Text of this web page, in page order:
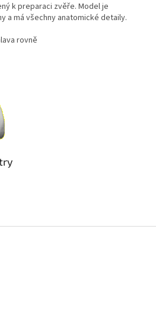
k preparaci zvěře. Model je
a má všechny anatomické detaily.
rovně